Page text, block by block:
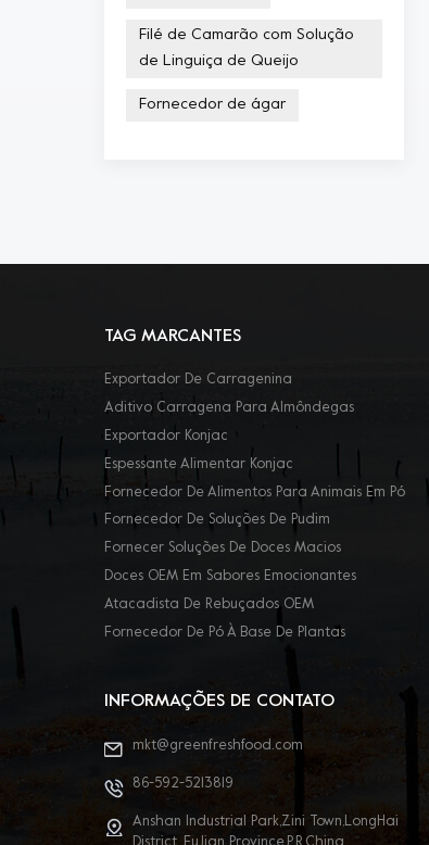
Filé de Camarão com Solução
de Linguiça de Queijo
Fornecedor de ágar
TAG MARCANTES
Exportador De Carragenina
Aditivo Carragena Para Almôndegas
Exportador Konjac
Espessante Alimentar Konjac
Fornecedor De Alimentos Para Animais Em Pó
Fornecedor De Soluções De Pudim
Fornecer Soluções De Doces Macios
Doces OEM Em Sabores Emocionantes
Atacadista De Rebuçados OEM
Fornecedor De Pó À Base De Plantas
INFORMAÇÕES DE CONTATO
mkt@greenfreshfood.com
86-592-5213819
Anshan Industrial Park,Zini Town,LongHai